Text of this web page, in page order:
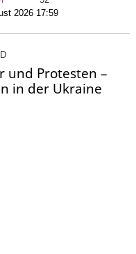
2026 17:59
und Protesten –
in der Ukraine